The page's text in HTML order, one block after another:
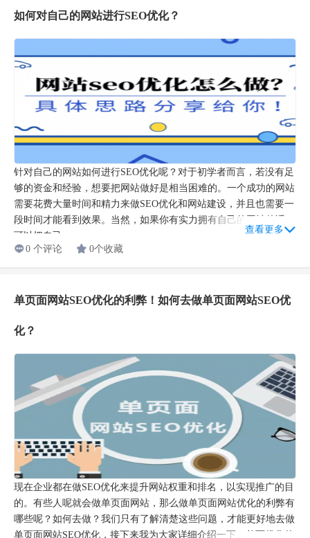
如何对自己的网站进行SEO优化？
针对自己的网站如何进行SEO优化呢？对于初学者而言，若没有足
够的资金和经验，想要把网站做好是相当困难的。一个成功的网站
需要花费大量时间和精力来做SEO优化和网站建设，并且也需要一
段时间才能看到效果。当然，如果你有实力拥有自己的网站的话，
可以把自己...
查看更多
0 个评论
0个收藏
单页面网站SEO优化的利弊！如何去做单页面网站SEO优
化？
现在企业都在做SEO优化来提升网站权重和排名，以实现推广的目
的。有些人呢就会做单页面网站，那么做单页面网站优化的利弊有
哪些呢？如何去做？我们只有了解清楚这些问题，才能更好地去做
单页面网站SEO优化，接下来我为大家详细介绍一下。单页优化的